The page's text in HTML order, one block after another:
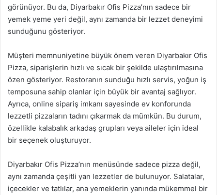
görünüyor. Bu da, Diyarbakır Ofis Pizza’nın sadece bir
yemek yeme yeri değil, aynı zamanda bir lezzet deneyimi
sunduğunu gösteriyor.
Müşteri memnuniyetine büyük önem veren Diyarbakır Ofis
Pizza, siparişlerin hızlı ve sıcak bir şekilde ulaştırılmasına
özen gösteriyor. Restoranın sunduğu hızlı servis, yoğun iş
temposuna sahip olanlar için büyük bir avantaj sağlıyor.
Ayrıca, online sipariş imkanı sayesinde ev konforunda
lezzetli pizzaların tadını çıkarmak da mümkün. Bu durum,
özellikle kalabalık arkadaş grupları veya aileler için ideal
bir seçenek oluşturuyor.
Diyarbakır Ofis Pizza’nın menüsünde sadece pizza değil,
aynı zamanda çeşitli yan lezzetler de bulunuyor. Salatalar,
içecekler ve tatlılar, ana yemeklerin yanında mükemmel bir